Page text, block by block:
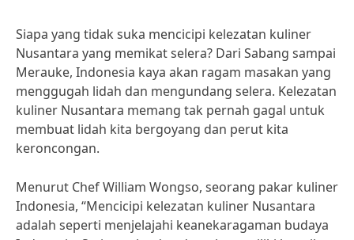
Siapa yang tidak suka mencicipi kelezatan kuliner
Nusantara yang memikat selera? Dari Sabang sampai
Merauke, Indonesia kaya akan ragam masakan yang
menggugah lidah dan mengundang selera. Kelezatan
kuliner Nusantara memang tak pernah gagal untuk
membuat lidah kita bergoyang dan perut kita
keroncongan.
Menurut Chef William Wongso, seorang pakar kuliner
Indonesia, “Mencicipi kelezatan kuliner Nusantara
adalah seperti menjelajahi keanekaragaman budaya